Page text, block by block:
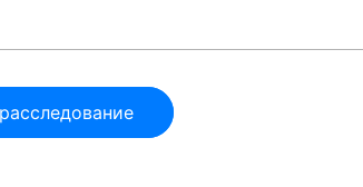
расследование